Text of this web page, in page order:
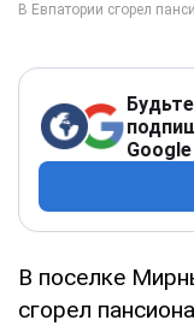
Google
В поселке
сгорел